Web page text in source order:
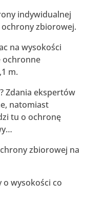
indywidualnej
zbiorowej.
na wysokości
ochronne
m.
ekspertów
natomiast
tu o ochronę
zbiorowej na
wysokości co